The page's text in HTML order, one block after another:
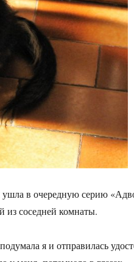
ушла в очередную серию
соседней комнаты.
я и отправилась